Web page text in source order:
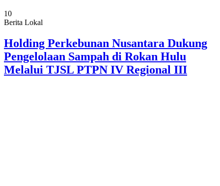
10
Berita Lokal
Holding Perkebunan Nusantara Dukung
Pengelolaan Sampah di Rokan Hulu
Melalui TJSL PTPN IV Regional III